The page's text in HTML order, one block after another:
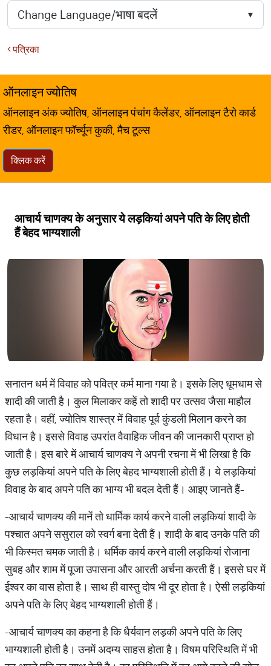
पत्रिका
ऑनलाइन ज्योतिष
ऑनलाइन अंक ज्योतिष, ऑनलाइन पंचांग कैलेंडर, ऑनलाइन टैरो कार्ड
रीडर, ऑनलाइन फॉर्च्यून कुकी, मैच टूल्स
क्लिक करें
आचार्य चाणक्य के अनुसार ये लड़कियां अपने पति के लिए होती
हैं बेहद भाग्यशाली
सनातन धर्म में विवाह को पवित्र कर्म माना गया है। इसके लिए धूमधाम से
शादी की जाती है। कुल मिलाकर कहें तो शादी पर उत्सव जैसा माहौल
रहता है। वहीं, ज्योतिष शास्त्र में विवाह पूर्व कुंडली मिलान करने का
विधान है। इससे विवाह उपरांत वैवाहिक जीवन की जानकारी प्राप्त हो
जाती है। इस बारे में आचार्य चाणक्य ने अपनी रचना में भी लिखा है कि
कुछ लड़कियां अपने पति के लिए बेहद भाग्यशाली होती हैं। ये लड़कियां
विवाह के बाद अपने पति का भाग्य भी बदल देती हैं। आइए जानते हैं-
-आचार्य चाणक्य की मानें तो धार्मिक कार्य करने वाली लड़कियां शादी के
पश्चात अपने ससुराल को स्वर्ग बना देती हैं। शादी के बाद उनके पति की
भी किस्मत चमक जाती है। धर्मिक कार्य करने वाली लड़कियां रोजाना
सुबह और शाम में पूजा उपासना और आरती अर्चना करती हैं। इससे घर में
ईश्वर का वास होता है। साथ ही वास्तु दोष भी दूर होता है। ऐसी लड़कियां
अपने पति के लिए बेहद भाग्यशाली होती हैं।
-आचार्य चाणक्य का कहना है कि धैर्यवान लड़की अपने पति के लिए
भाग्यशाली होती है। उनमें अदम्य साहस होता है। विषम परिस्थिति में भी